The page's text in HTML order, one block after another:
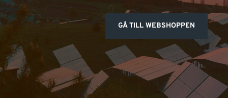
GÅ TILL WEBSHOPPEN